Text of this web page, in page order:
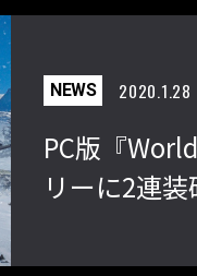
NEWS 2020.1.28
PC版『
リーに2連